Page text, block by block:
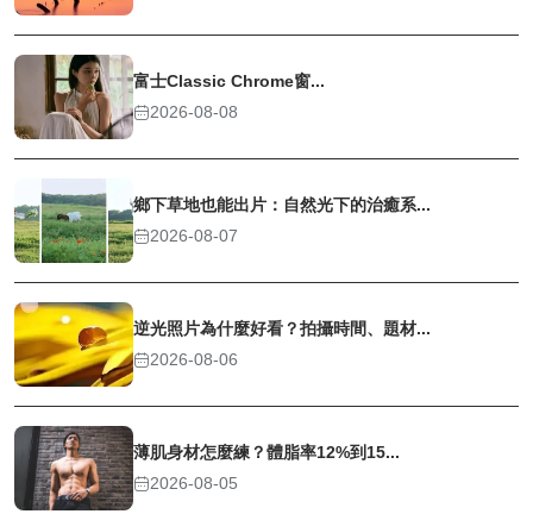
富士Classic Chrome窗...
2026-08-08
鄉下草地也能出片：自然光下的治癒系...
2026-08-07
逆光照片為什麼好看？拍攝時間、題材...
2026-08-06
薄肌身材怎麼練？體脂率12%到15...
2026-08-05